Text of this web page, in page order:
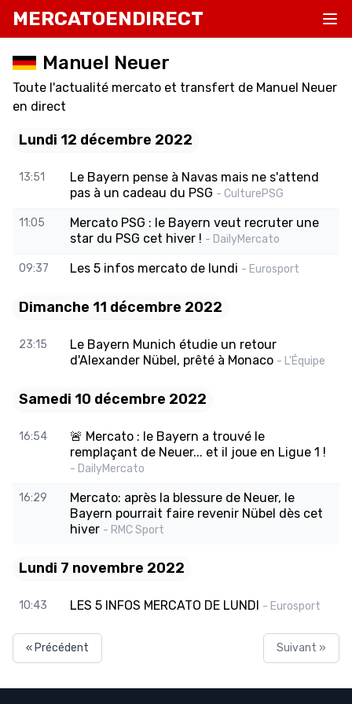
MERCATOENDIRECT
Manuel Neuer
Toute l'actualité mercato et transfert de Manuel Neuer
en direct
Lundi 12 décembre 2022
13:51
Le Bayern pense à Navas mais ne s'attend
pas à un cadeau du PSG - CulturePSG
11:05
Mercato PSG : le Bayern veut recruter une
star du PSG cet hiver ! - DailyMercato
09:37 Les 5 infos mercato de lundi - Eurosport
Dimanche 11 décembre 2022
23:15
Le Bayern Munich étudie un retour
d'Alexander Nübel, prêté à Monaco - L'Équipe
Samedi 10 décembre 2022
16:54
🚨 Mercato : le Bayern a trouvé le
remplaçant de Neuer... et il joue en Ligue 1 !
- DailyMercato
16:29
Mercato: après la blessure de Neuer, le
Bayern pourrait faire revenir Nübel dès cet
hiver - RMC Sport
Lundi 7 novembre 2022
10:43 LES 5 INFOS MERCATO DE LUNDI - Eurosport
« Précédent Suivant »